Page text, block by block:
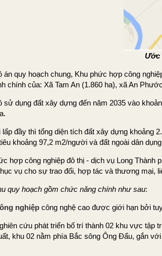
Ước
án quy hoạch chung, Khu phức hợp công
chính của: Xã Tam An (1.860 ha), xã An
sử dụng đất xây dựng đến năm 2035 vào
đầy thì tổng diện tích đất xây dựng khoảng
khoảng 97,2 m2/người và đất ngoài dân
hợp công nghiệp đô thị - dịch vụ Long
vụ cho sự trao đổi, hợp tác và thương mại,
quy hoạch gồm chức năng chính như sau:
nghiệp công nghệ cao được giới hạn bởi
cứu phát triển bố trí thành 02 khu vực tập
khu 02 nằm phía Bắc sông Ông Đẩu, gắn